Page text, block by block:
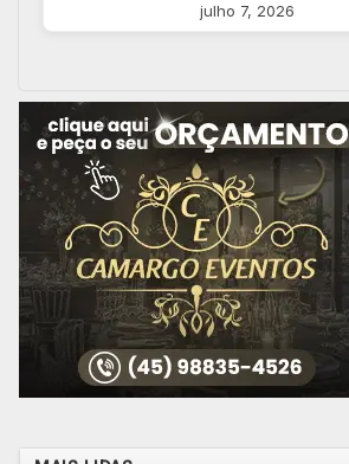
julho 7, 2026